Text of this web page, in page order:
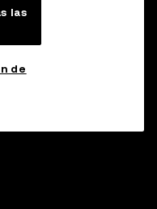
las
de